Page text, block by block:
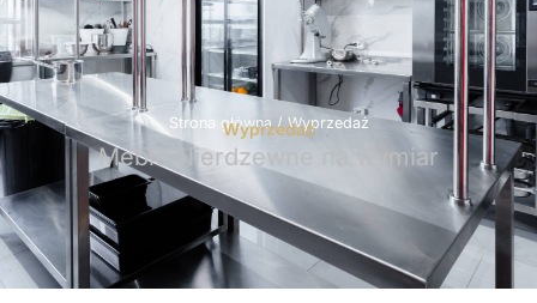
Strona główna/ Wyprzedaż
Wyprzedaż
Meble Nierdzewne na wymiar